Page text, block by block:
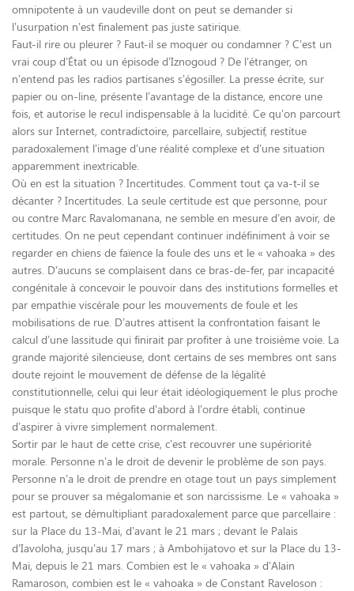
omnipotente à un vaudeville dont on peut se demander si
l’usurpation n’est finalement pas juste satirique.
Faut-il rire ou pleurer ? Faut-il se moquer ou condamner ? C’est un
vrai coup d’État ou un épisode d’Iznogoud ? De l’étranger, on
n’entend pas les radios partisanes s’égosiller. La presse écrite, sur
papier ou on-line, présente l’avantage de la distance, encore une
fois, et autorise le recul indispensable à la lucidité. Ce qu’on parcourt
alors sur Internet, contradictoire, parcellaire, subjectif, restitue
paradoxalement l’image d’une réalité complexe et d’une situation
apparemment inextricable.
Où en est la situation ? Incertitudes. Comment tout ça va-t-il se
décanter ? Incertitudes. La seule certitude est que personne, pour
ou contre Marc Ravalomanana, ne semble en mesure d’en avoir, de
certitudes. On ne peut cependant continuer indéfiniment à voir se
regarder en chiens de faïence la foule des uns et le « vahoaka » des
autres. D’aucuns se complaisent dans ce bras-de-fer, par incapacité
congénitale à concevoir le pouvoir dans des institutions formelles et
par empathie viscérale pour les mouvements de foule et les
mobilisations de rue. D’autres attisent la confrontation faisant le
calcul d’une lassitude qui finirait par profiter à une troisième voie. La
grande majorité silencieuse, dont certains de ses membres ont sans
doute rejoint le mouvement de défense de la légalité
constitutionnelle, celui qui leur était idéologiquement le plus proche
puisque le statu quo profite d’abord à l’ordre établi, continue
d’aspirer à vivre simplement normalement.
Sortir par le haut de cette crise, c’est recouvrer une supériorité
morale. Personne n’a le droit de devenir le problème de son pays.
Personne n’a le droit de prendre en otage tout un pays simplement
pour se prouver sa mégalomanie et son narcissisme. Le « vahoaka »
est partout, se démultipliant paradoxalement parce que parcellaire :
sur la Place du 13-Mai, d’avant le 21 mars ; devant le Palais
d’Iavoloha, jusqu’au 17 mars ; à Ambohijatovo et sur la Place du 13-
Mai, depuis le 21 mars. Combien est le « vahoaka » d’Alain
Ramaroson, combien est le « vahoaka » de Constant Raveloson :